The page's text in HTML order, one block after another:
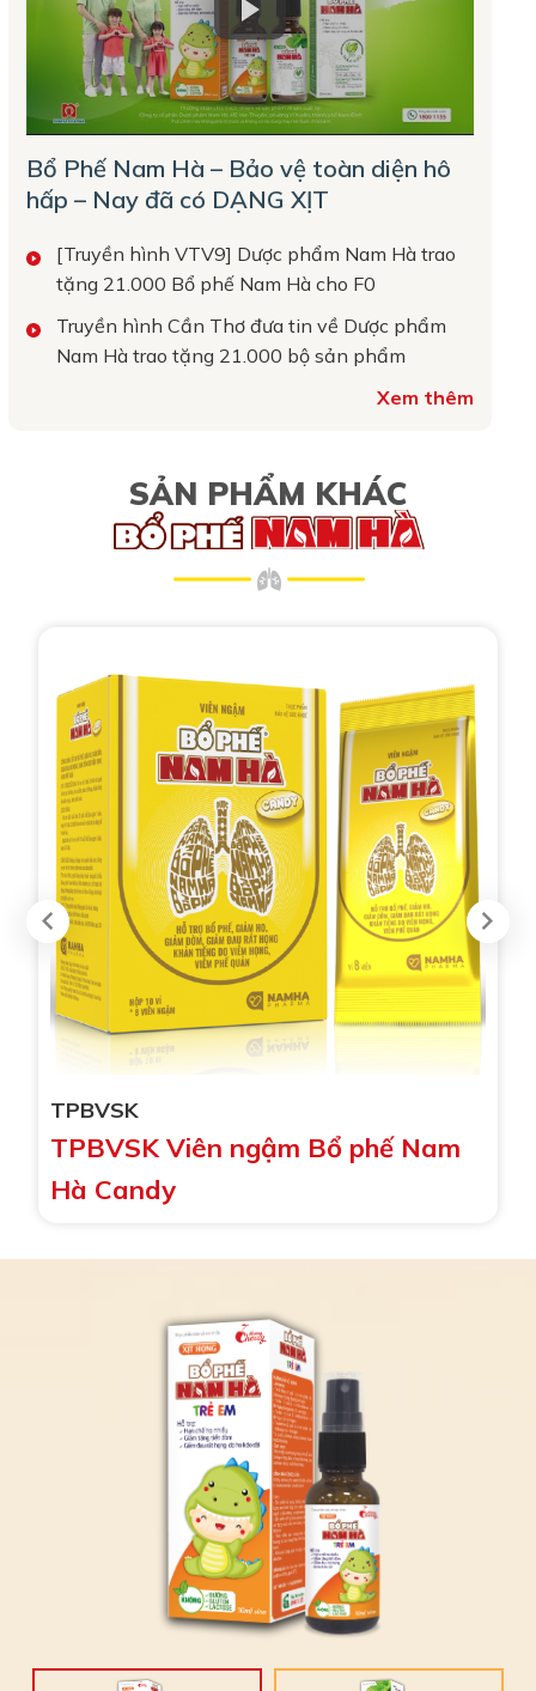
Bổ Phế Nam Hà – Bảo vệ toàn diện hô
hấp – Nay đã có DẠNG XỊT
[Truyền hình VTV9] Dược phẩm Nam Hà trao
tặng 21.000 Bổ phế Nam Hà cho F0
Truyền hình Cần Thơ đưa tin về Dược phẩm
Nam Hà trao tặng 21.000 bộ sản phẩm
Xem thêm
SẢN PHẨM KHÁC
TPBVSK
TPBVSK Viên ngậm Bổ phế Nam
Hà Candy